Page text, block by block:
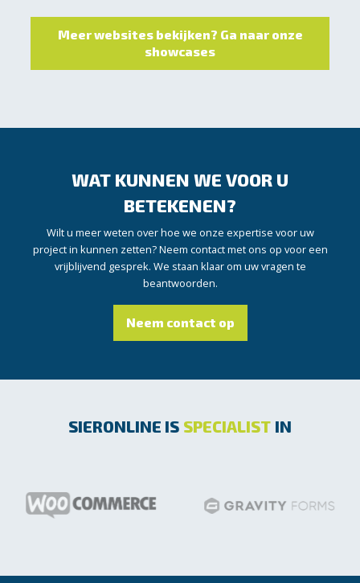
Meer websites bekijken? Ga naar onze
showcases
WAT KUNNEN WE VOOR U
BETEKENEN?
Wilt u meer weten over hoe we onze expertise voor uw
project in kunnen zetten? Neem contact met ons op voor een
vrijblijvend gesprek. We staan klaar om uw vragen te
beantwoorden.
Neem contact op
SIERONLINE IS SPECIALIST IN